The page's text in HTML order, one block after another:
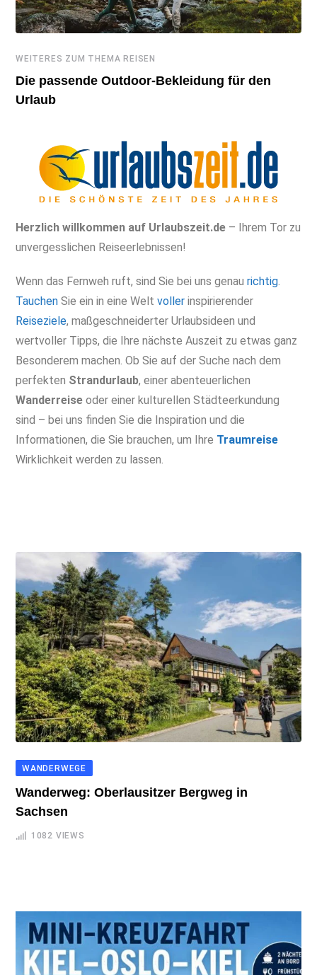
KENIA
Mombasa und Safari kombinieren für einen
abwechslungsreichen Kenia-Urlaub
Herzlich willkommen auf Urlaubszeit.de – Ihrem Tor zu
unvergesslichen Reiseerlebnissen!
Wenn das Fernweh ruft, sind Sie bei uns genau richtig.
Tauchen Sie ein in eine Welt voller inspirierender
Reiseziele, maßgeschneiderter Urlaubsideen und
wertvoller Tipps, die Ihre nächste Auszeit zu etwas ganz
Besonderem machen. Ob Sie auf der Suche nach dem
perfekten Strandurlaub, einer abenteuerlichen
Wanderreise oder einer kulturellen Städteerkundung
sind – bei uns finden Sie die Inspiration und die
Informationen, die Sie brauchen, um Ihre Traumreise
Wirklichkeit werden zu lassen.
THAILAND
Thailand – ein Paradies, das immer mehr
Touristen anzieht
1136 VIEWS